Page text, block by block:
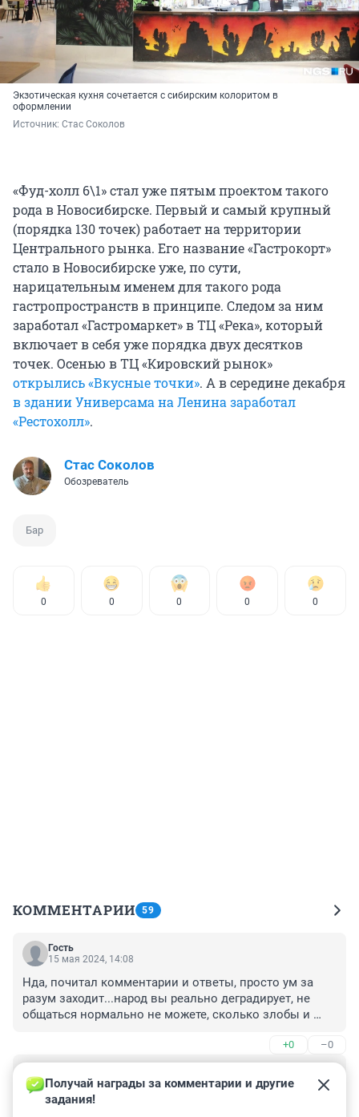
Экзотическая кухня сочетается с сибирским колоритом в
оформлении
Источник: Стас Соколов
«Фуд-холл 6\1» стал уже пятым проектом такого
рода в Новосибирске. Первый и самый крупный
(порядка 130 точек) работает на территории
Центрального рынка. Его название «Гастрокорт»
стало в Новосибирске уже, по сути,
нарицательным именем для такого рода
гастропространств в принципе. Следом за ним
заработал «Гастромаркет» в ТЦ «Река», который
включает в себя уже порядка двух десятков
точек. Осенью в ТЦ «Кировский рынок»
открылись «Вкусные точки». А в середине декабря
в здании Универсама на Ленина заработал
«Рестохолл».
Стас Соколов
Обозреватель
Бар
0 0 0 0 0
КОММЕНТАРИИ 59
Гость
15 мая 2024, 14:08
Нда, почитал комментарии и ответы, просто ум за
разум заходит...народ вы реально деградирует, не
общаться нормально не можете, сколько злобы и
+0 –0
21 января 2024, 23:34
Стало нарицательнымl на подкорку записали
Получай награды за комментарии и другие
задания!